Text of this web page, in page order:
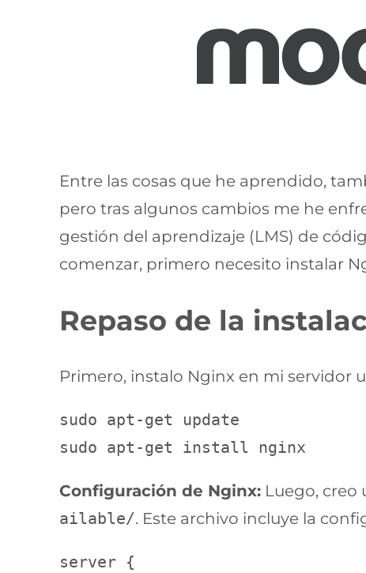
Entre las cosas que he aprendido,
pero tras algunos cambios me he
gestión del aprendizaje (LMS) de
comenzar, primero necesito instalar
Repaso de la
Primero, instalo Nginx en mi servidor
sudo apt-get update
sudo apt-get install nginx
Configuración de Nginx: Luego, creo
ailable/. Este archivo incluye la
server {